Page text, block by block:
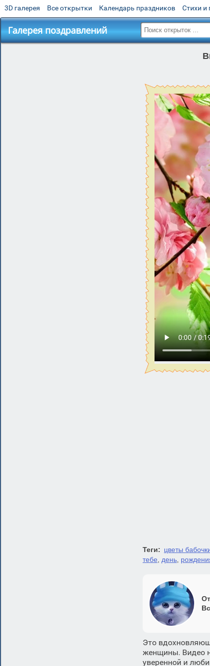
3D галерея Все открытки Календарь праздников Стихи и
Галерея поздравлений
Теги: цветы
тебе
день
Это
женщины. Видео
уверенной и